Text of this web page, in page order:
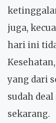
juga,
hari ini
yang dari
sudah
sekarang.